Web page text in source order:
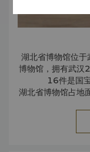
湖北省博物馆位
博物馆，拥有武
16件是国
湖北省博物馆占地
编钟展厅展出了
家陵墓